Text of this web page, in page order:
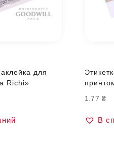
для
Richi»
1.77 ₴
В